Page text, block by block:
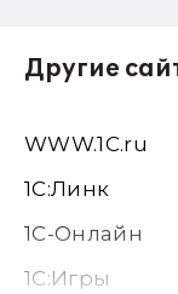
Другие
WWW.1С.ru
1С:Линк
1С-Онлайн
1C:Игры